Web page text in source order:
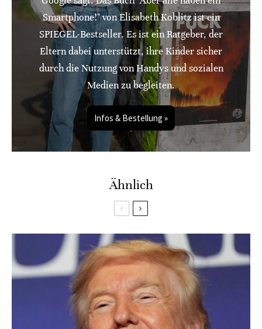
Smartphone!" von Elisabeth Koblitz ist ein
SPIEGEL-Bestseller. Es ist ein Ratgeber, der
Eltern dabei unterstützt, ihre Kinder sicher
durch die Nutzung von Handys und sozialen
Medien zu begleiten.
Infos & Bestellung »
Ähnlich